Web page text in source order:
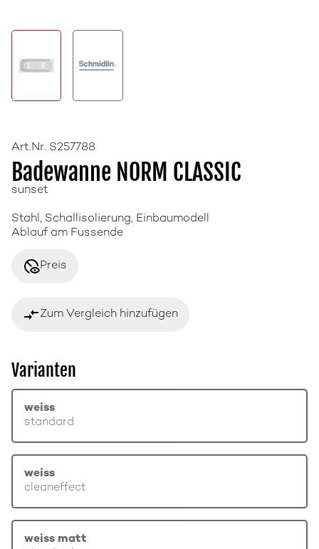
Art.Nr. S257788
Badewanne NORM CLASSIC
sunset
Stahl, Schallisolierung, Einbaumodell
Ablauf am Fussende
disabled_visiblePreis
compare_arrowsZum Vergleich hinzufügen
Varianten
weiss
standard
weiss
cleaneffect
weiss matt